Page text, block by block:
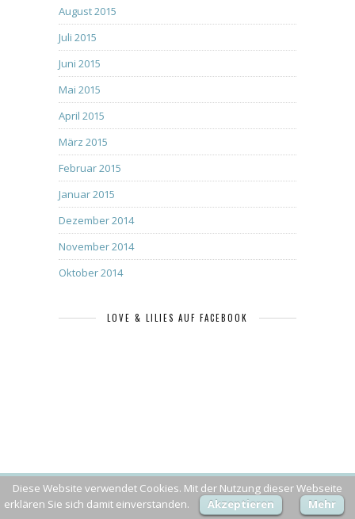
August 2015
Juli 2015
Juni 2015
Mai 2015
April 2015
März 2015
Februar 2015
Januar 2015
Dezember 2014
November 2014
Oktober 2014
LOVE & LILIES AUF FACEBOOK
BLOG VIA E-MAIL ABONNIEREN
Diese Website verwendet Cookies. Mit der Nutzung dieser Webseite
erklären Sie sich damit einverstanden.
Akzeptieren Mehr